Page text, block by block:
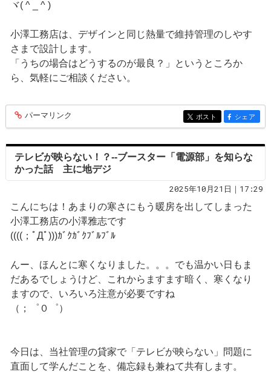
ヾ( ^ _ ^ )
小澤工務店は、デザインと同じ熱量で維持管理のしやす
さまで設計します。
「うちの場合はどうするのが最良？」というところか
ら、気軽にご相談ください。
entry406
パーマリンク entry406
ポスト entry406
シェア
テレビが映らない！？--ブースター「電源部」を知らな
かった話 主に地デジ
2025年10月21日｜17:29
こんにちは！あまりの寒さにもう暖房を出してしまった
小澤工務店の小澤雅志です
((((；ﾟДﾟ)))ｶﾞｸｶﾞｸﾌﾞﾙﾌﾞﾙ
んー、ほんとに寒くなりました。。。でも温かい日もま
だあるでしょうけど、これからますます暗く、寒くなり
ますので、いろいろ注意が必要ですね
（；゜０゜）
今日は、当社管理の貸家で「テレビが映らない」問題に
直面して学んだことを、備忘録も兼ねて共有します。